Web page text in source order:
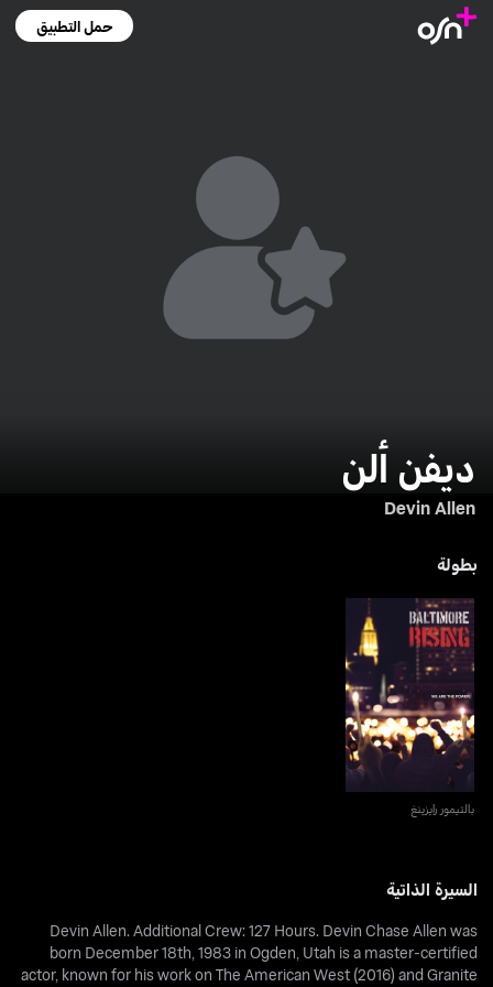
حمل التطبيق
ديفن ألن
Devin Allen
بطولة
بالتيمور رايزينغ
بالتيمور رايزينغ
السيرة الذاتية
Devin Allen. Additional Crew: 127 Hours. Devin Chase Allen was
born December 18th, 1983 in Ogden, Utah is a master-certified
actor, known for his work on The American West (2016) and Granite